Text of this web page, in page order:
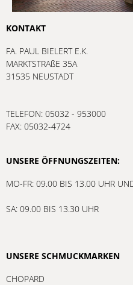
KONTAKT
FA. PAUL BIELERT E.K.
MARKTSTRAßE 35A
31535 NEUSTADT
TELEFON: 05032 - 953000
FAX: 05032-4724
UNSERE ÖFFNUNGSZEITEN:
MO-FR: 09.00 BIS 13.00 UHR
SA: 09.00 BIS 13.30 UHR
UNSERE SCHMUCKMARKEN
CHOPARD